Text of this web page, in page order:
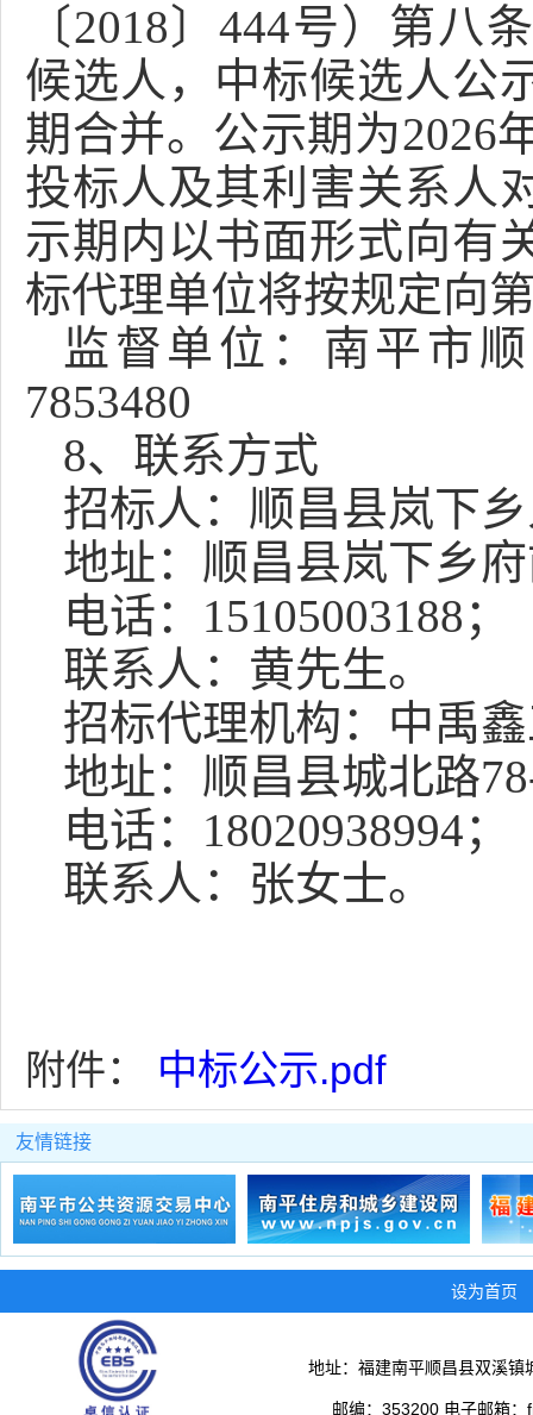
〔2018〕444号）第八
候选人，中标候选人公
期合并。公示期为2026
投标人及其利害关系人
示期内以书面形式向有
标代理单位将按规定向
监督单位： 南平市
7853480
8、联系方式
招标人： 顺昌县岚下
地址： 顺昌县岚下乡
电话： 15105003188；
联系人： 黄先生。
招标代理机构： 中禹
地址： 顺昌县城北路
电话： 18020938994；
联系人： 张女士。
附件： 中标公示.pdf
友情链接
设为首页
地址：福建南平顺昌县双溪
邮编：353200 电子邮箱